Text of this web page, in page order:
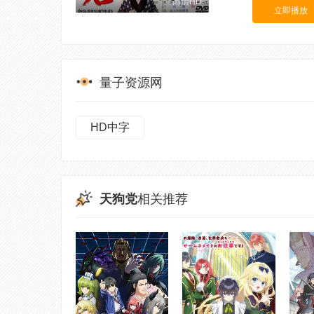
立即播放
量子资源网
HD中字
天狗党相关推荐